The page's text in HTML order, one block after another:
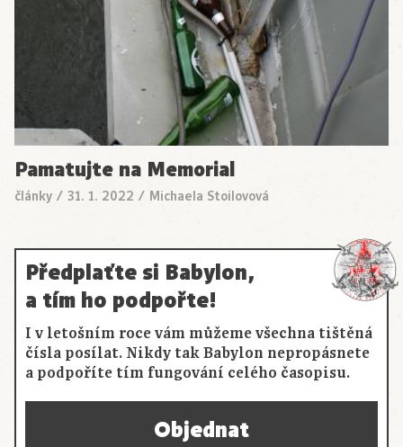
Pamatujte na Memorial
články / 31. 1. 2022 / Michaela Stoilovová
Předplaťte si Babylon,
a tím ho podpořte!
I v letošním roce vám můžeme všechna tištěná
čísla posílat. Nikdy tak Babylon nepropásnete
a podpoříte tím fungování celého časopisu.
Objednat